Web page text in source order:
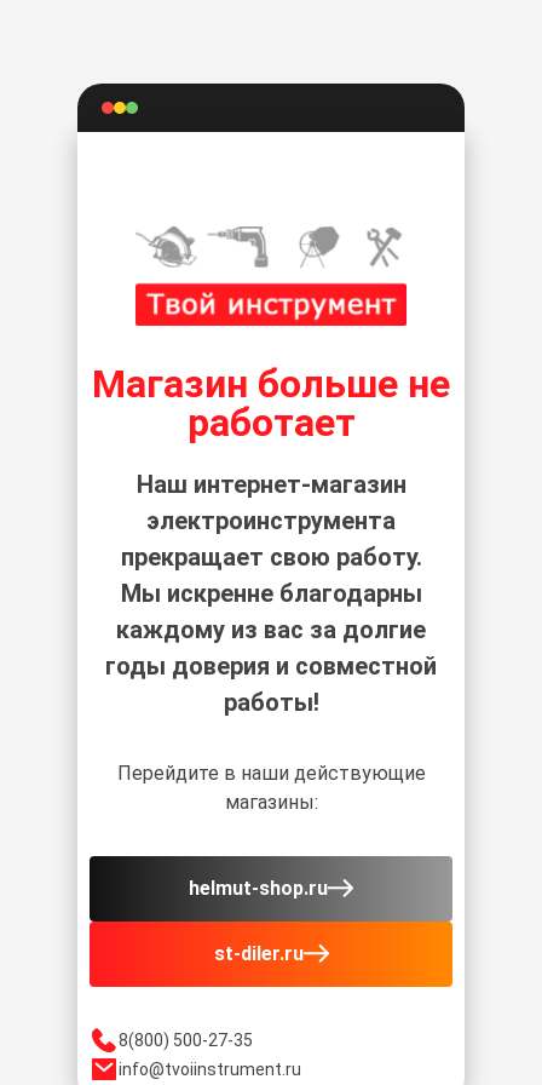
8(800) 500-27-35
info@tvoiinstrument.ru
Магазин больше не
работает
Наш интернет-магазин
электроинструмента
прекращает свою работу.
Мы искренне благодарны
каждому из вас за долгие
годы доверия и совместной
работы!
Перейдите в наши действующие
магазины:
helmut-shop.ru
st-diler.ru